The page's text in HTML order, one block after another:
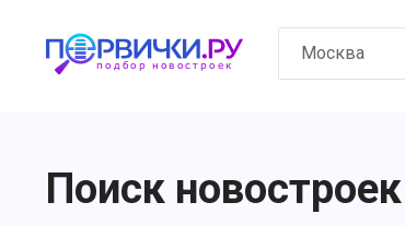
Москва
Поиск новостроек